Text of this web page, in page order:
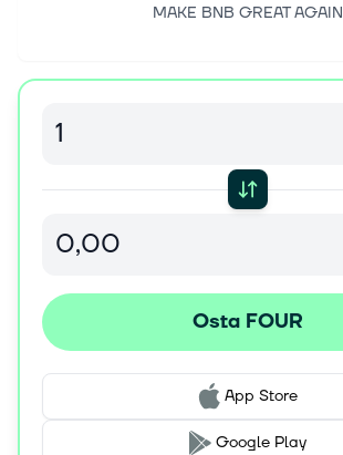
MAKE BNB GREAT AGAIN
Osta FOUR
App Store
Google Play